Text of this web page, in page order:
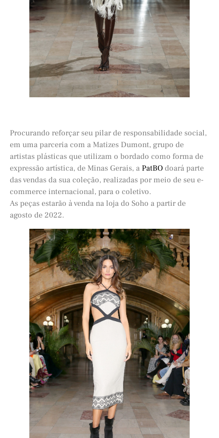
Procurando reforçar seu pilar de responsabilidade social,
em uma parceria com a Matizes Dumont, grupo de
artistas plásticas que utilizam o bordado como forma de
expressão artística, de Minas Gerais, a PatBO doará parte
das vendas da sua coleção, realizadas por meio de seu e-
commerce internacional, para o coletivo.
As peças estarão à venda na loja do Soho a partir de
agosto de 2022.